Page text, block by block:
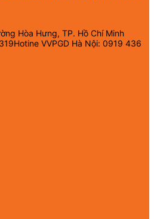
Hòa Hưng, TP. Hồ Chí Minh
VVPGD Hà Nội: 0919 436